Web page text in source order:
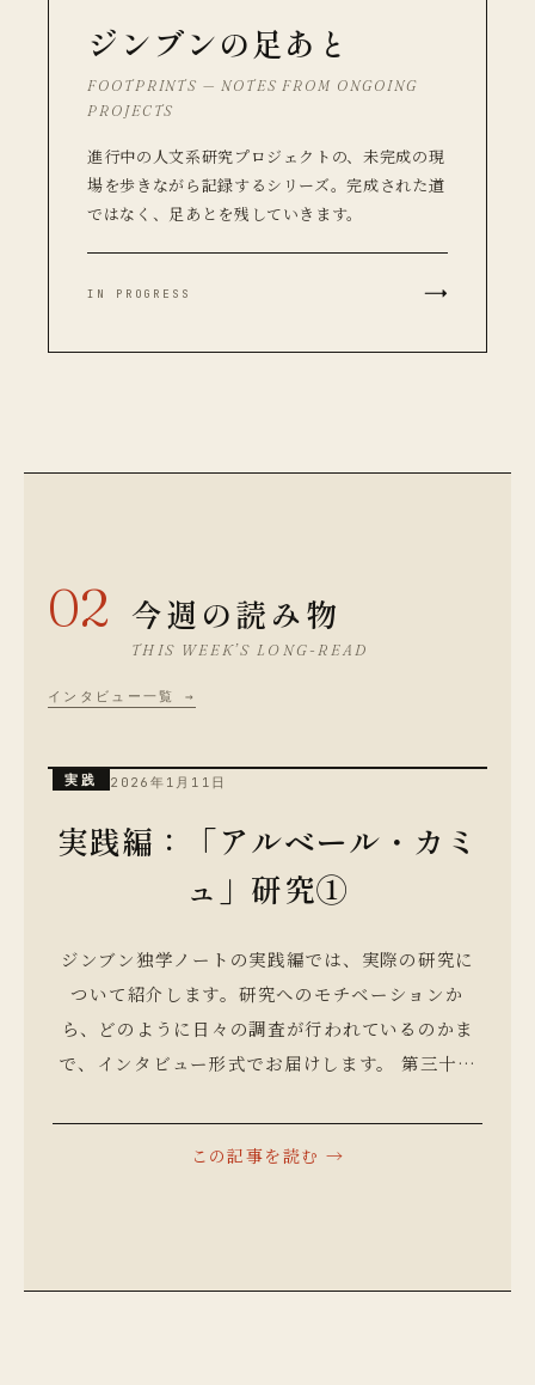
ジンブンの足あと
FOOTPRINTS — NOTES FROM ONGOING
PROJECTS
進行中の人文系研究プロジェクトの、未完成の現
場を歩きながら記録するシリーズ。完成された道
ではなく、足あとを残していきます。
IN PROGRESS →
02 今週の読み物
THIS WEEK’S LONG-READ
インタビュー一覧 →
実践 2026年1月11日
実践編：「アルベール・カミ
ュ」研究①
ジンブン独学ノートの実践編では、実際の研究に
ついて紹介します。研究へのモチベーションか
ら、どのように日々の調査が行われているのかま
で、インタビュー形式でお届けします。 第三十一
カミュの研究を専門とし、フランス各地の資料館
を巡る「アウトドアな研究者」でもあるフランス